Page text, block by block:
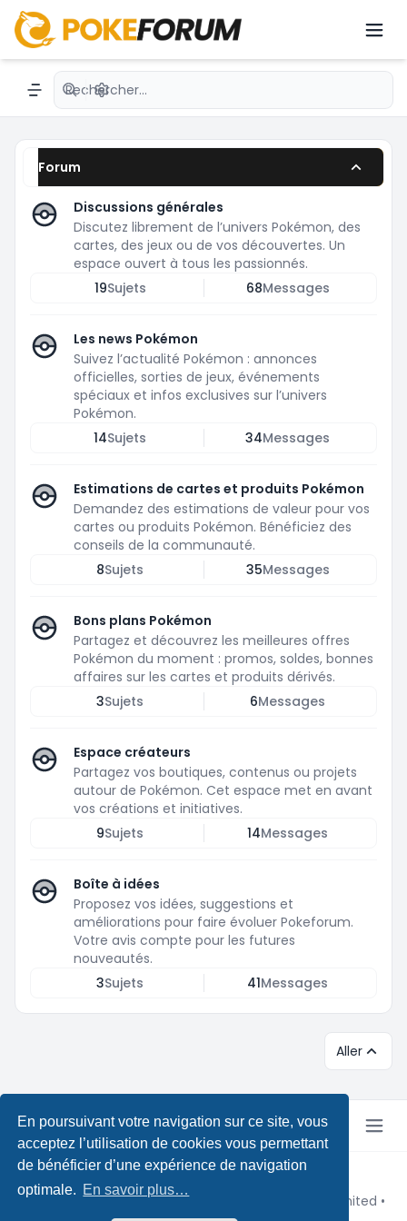
En poursuivant votre navigation sur ce site, vous
acceptez l’utilisation de cookies vous permettant
de bénéficier d’une expérience de navigation
optimale. En savoir plus…
Repaire des collectionneurs
Navigation menu
Recherche avancée
Forum
Discussions générales
Discutez librement de l’univers Pokémon, des
cartes, des jeux ou de vos découvertes. Un
espace ouvert à tous les passionnés.
19Sujets 68Messages
Les news Pokémon
Suivez l’actualité Pokémon : annonces
officielles, sorties de jeux, événements
spéciaux et infos exclusives sur l’univers
Pokémon.
14Sujets 34Messages
Estimations de cartes et produits Pokémon
Demandez des estimations de valeur pour vos
cartes ou produits Pokémon. Bénéficiez des
conseils de la communauté.
8Sujets 35Messages
Bons plans Pokémon
Partagez et découvrez les meilleures offres
Pokémon du moment : promos, soldes, bonnes
affaires sur les cartes et produits dérivés.
3Sujets 6Messages
Espace créateurs
Partagez vos boutiques, contenus ou projets
autour de Pokémon. Cet espace met en avant
vos créations et initiatives.
9Sujets 14Messages
Boîte à idées
Proposez vos idées, suggestions et
améliorations pour faire évoluer Pokeforum.
Votre avis compte pour les futures
nouveautés.
3Sujets 41Messages
Aller
Copyright © Pokeforum 2026
Développé par phpBB® Forum Software © phpBB Limited •